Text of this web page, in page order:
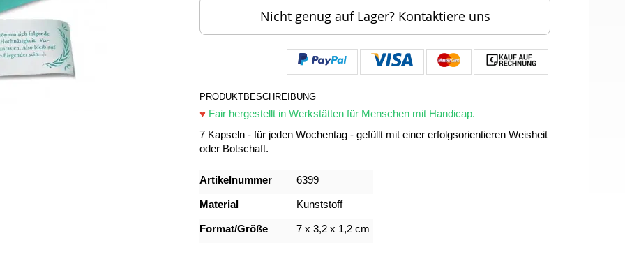
Nicht genug auf Lager? Kontaktiere uns
PRODUKTBESCHREIBUNG
♥ Fair hergestellt in Werkstätten für Menschen mit Handicap.
7 Kapseln - für jeden Wochentag - gefüllt mit einer erfolgsorientieren Weisheit
oder Botschaft.
Mehr
Artikelnummer 6399
Material Kunststoff
Format/Größe 7 x 3,2 x 1,2 cm